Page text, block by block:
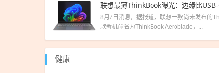
联想最薄ThinkBook曝光：边缘比
8月7日消息，据报道，联想一款尚未发布的
款新机命名为ThinkBook Aeroblade，...
健康